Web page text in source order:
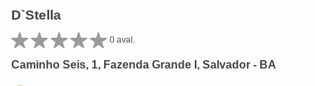
D`Stella
0 aval.
Caminho Seis, 1, Fazenda Grande I, Salvador - BA